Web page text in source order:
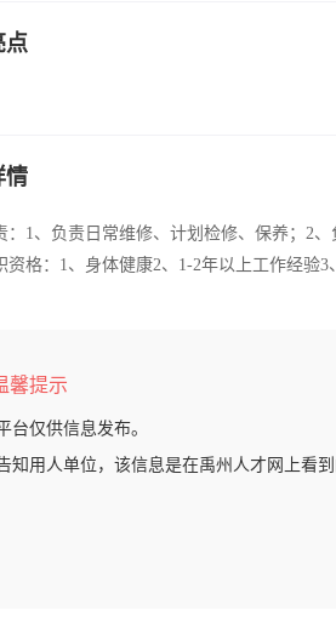
点
情
：1、负责日常维修、计划检修、保养；2
资格：1、身体健康2、1-2年以上工作经验
馨提示
台仅供信息发布。
知用人单位，该信息是在禹州人才网上看到